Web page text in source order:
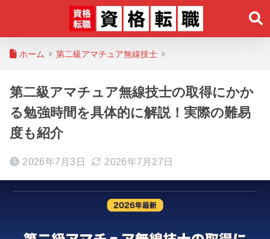
ホーム 第二級アマチュア無線技士
第二級アマチュア無線技士の取得にかか
る勉強時間を具体的に解説！実際の難易
度も紹介
2026年7月3日 2026年7月27日